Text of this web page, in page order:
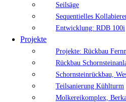
Seilsäge
Sequentielles
Entwicklung: RDB 100i
Projekte
Projekte: Rückbau
Rückbau
Schornsteinrückbau,
Teilsanierung Kühlturm
Molkereikomplex,